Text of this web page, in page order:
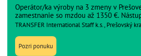
Operátor/ka výroby na 3 zmeny v
zamestnanie so mzdou až 1350 €.
TRANSFER International Staff k.s., Prešovský
Pozri ponuku